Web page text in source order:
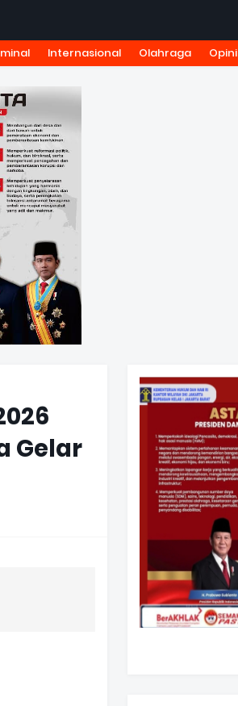
SIBER KODE ETIK JURNALISTIK
Internasional Olahraga Opini
Gelar